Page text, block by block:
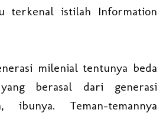
terkenal istilah Information
milenial tentunya beda
berasal dari generasi
ibunya. Teman-temannya